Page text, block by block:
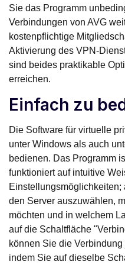
Sie das Programm
Verbindungen von AVG
kostenpflichtige
Aktivierung des VPN-
sind beides praktikable
erreichen.
Einfach zu
Die Software für virtuelle
unter Windows als auch
bedienen. Das Programm
funktioniert auf intuitive
Einstellungsmöglichkeiten;
den Server auszuwählen,
möchten und in welchem
auf die Schaltfläche
können Sie die
indem Sie auf dieselbe